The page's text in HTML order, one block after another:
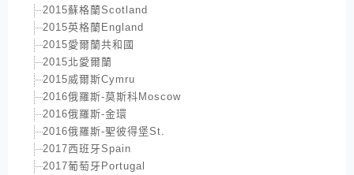
2015蘇格蘭Scotland
2015英格蘭England
2015愛爾蘭共和國
2015北愛爾蘭
2015威爾斯Cymru
2016俄羅斯-莫斯科Moscow
2016俄羅斯-金環
2016俄羅斯-聖彼得堡St.
2017西班牙Spain
2017葡萄牙Portugal